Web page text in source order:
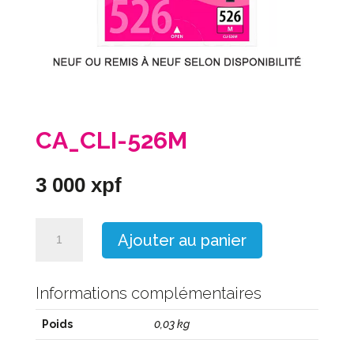
CA_CLI-526M
3 000 xpf
Ajouter au panier
Informations complémentaires
Poids 0,03 kg